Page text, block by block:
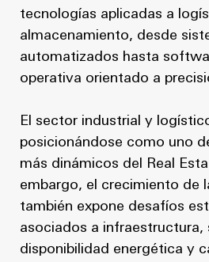
tecnologías aplicadas a
almacenamiento, desde
automatizados hasta
operativa orientado a
El sector industrial y
posicionándose como uno
más dinámicos del Real
embargo, el crecimiento de
también expone desafíos
asociados a infraestructura,
disponibilidad energética y